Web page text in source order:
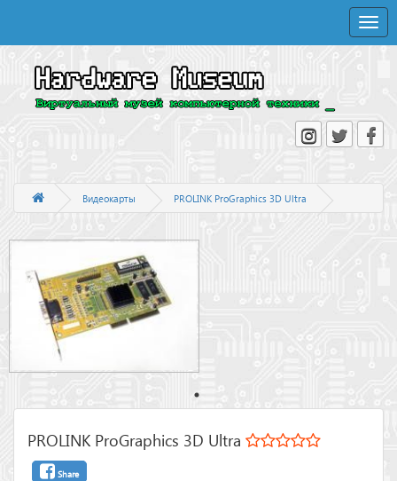
Toggle
Видеокарты PROLINK ProGraphics 3D Ultra
PROLINK ProGraphics 3D Ultra
Share